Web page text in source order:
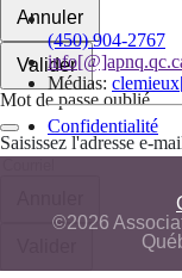
(450) 904-2767
Médias:
Confidentialité
©2026
Annuler
Valider
Mot de passe oublié
Saisissez l'adresse e-